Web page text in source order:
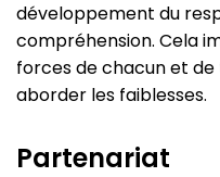
développement du
compréhension. Cela
forces de chacun et
aborder les faiblesses.
Partenariat